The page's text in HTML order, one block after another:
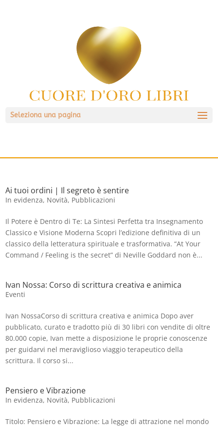
Seleziona una pagina
Ai tuoi ordini | Il segreto è sentire
In evidenza, Novità, Pubblicazioni
Il Potere è Dentro di Te: La Sintesi Perfetta tra Insegnamento
Classico e Visione Moderna Scopri l’edizione definitiva di un
classico della letteratura spirituale e trasformativa. “At Your
Command / Feeling is the secret” di Neville Goddard non è...
Ivan Nossa: Corso di scrittura creativa e animica
Eventi
Ivan NossaCorso di scrittura creativa e animica Dopo aver
pubblicato, curato e tradotto più di 30 libri con vendite di oltre
80.000 copie, Ivan mette a disposizione le proprie conoscenze
per guidarvi nel meraviglioso viaggio terapeutico della
scrittura. Il corso si...
Pensiero e Vibrazione
In evidenza, Novità, Pubblicazioni
Titolo: Pensiero e Vibrazione: La legge di attrazione nel mondo